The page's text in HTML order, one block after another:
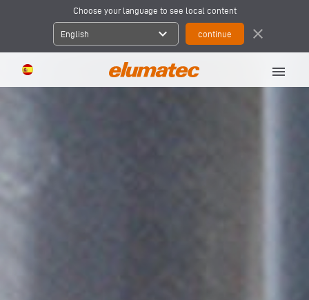
Choose your language to see local content
English expand_more close
menu